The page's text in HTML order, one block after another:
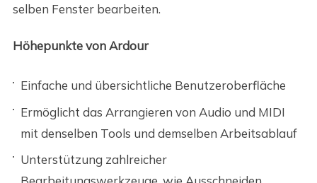
selben Fenster bearbeiten.
Höhepunkte von Ardour
Einfache und übersichtliche Benutzeroberfläche
Ermöglicht das Arrangieren von Audio und MIDI
mit denselben Tools und demselben Arbeitsablauf
Unterstützung zahlreicher